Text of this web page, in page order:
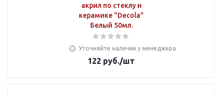
акрил по стеклу и
керамике "Decola"
Белый 50мл.
Уточняйте наличие у менеджера
122 руб./шт